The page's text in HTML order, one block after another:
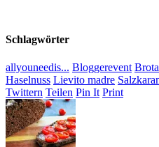
Schlagwörter
allyouneedis... Bloggerevent
Haselnuss Lievito madre
Twittern Teilen Pin It Print